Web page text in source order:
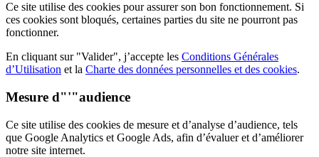
Ce site utilise des cookies pour assurer son bon fonctionnement. Si
ces cookies sont bloqués, certaines parties du site ne pourront pas
fonctionner.
En cliquant sur "Valider", j’accepte les Conditions Générales
d’Utilisation et la Charte des données personnelles et des cookies.
Mesure d"'"audience
Ce site utilise des cookies de mesure et d’analyse d’audience, tels
que Google Analytics et Google Ads, afin d’évaluer et d’améliorer
notre site internet.